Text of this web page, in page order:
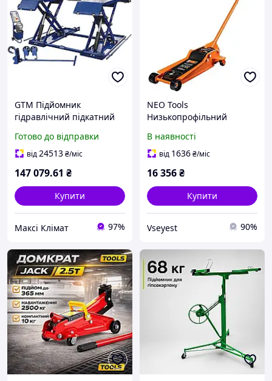
GTM Підйомник
гідравлічний підкатний
Готово до відправки
від24513₴/міс
147 079.61 ₴
Купити
Максі Клімат 97%
NEO Tools
Низькопрофільний
підкатний домкрат 3т
В наявності
від 1636₴/міс
16 356₴
Купити
Vseyest 90%